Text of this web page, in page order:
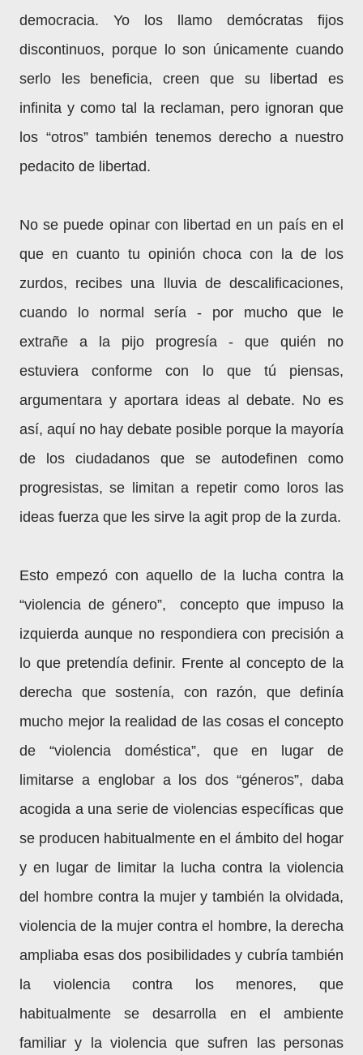
democracia. Yo los llamo demócratas fijos
discontinuos, porque lo son únicamente cuando
serlo les beneficia, creen que su libertad es
infinita y como tal la reclaman, pero ignoran que
los “otros” también tenemos derecho a nuestro
pedacito de libertad.
No se puede opinar con libertad en un país en el
que en cuanto tu opinión choca con la de los
zurdos, recibes una lluvia de descalificaciones,
cuando lo normal sería - por mucho que le
extrañe a la pijo progresía - que quién no
estuviera conforme con lo que tú piensas,
argumentara y aportara ideas al debate. No es
así, aquí no hay debate posible porque la mayoría
de los ciudadanos que se autodefinen como
progresistas, se limitan a repetir como loros las
ideas fuerza que les sirve la agit prop de la zurda.
Esto empezó con aquello de la lucha contra la
“violencia de género”, concepto que impuso la
izquierda aunque no respondiera con precisión a
lo que pretendía definir. Frente al concepto de la
derecha que sostenía, con razón, que definía
mucho mejor la realidad de las cosas el concepto
de “violencia doméstica”, que en lugar de
limitarse a englobar a los dos “géneros”, daba
acogida a una serie de violencias específicas que
se producen habitualmente en el ámbito del hogar
y en lugar de limitar la lucha contra la violencia
del hombre contra la mujer y también la olvidada,
violencia de la mujer contra el hombre, la derecha
ampliaba esas dos posibilidades y cubría también
la violencia contra los menores, que
habitualmente se desarrolla en el ambiente
familiar y la violencia que sufren las personas